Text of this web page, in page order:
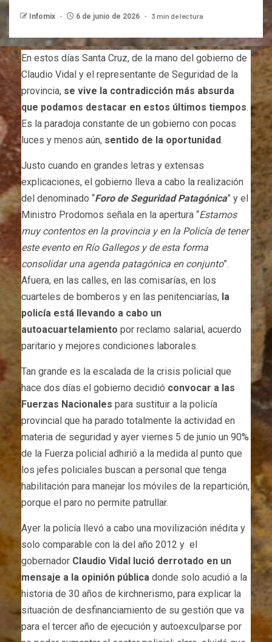
Infomix 6 de junio de 2026 3 min de lectura
En estos días Santa Cruz, de la mano del gobierno de
Claudio Vidal y el representante de Seguridad de la
provincia, se vive la contradicción más absurda
que podamos destacar en estos últimos tiempos.
Es la paradoja constante de un gobierno con pocas
luces y menos aún, sentido de la oportunidad.
Justo cuando en grandes letras y extensas
explicaciones, el gobierno lleva a cabo la realización
del denominado “Foro de Seguridad Patagónica” y el
Ministro Prodomos señala en la apertura “Estamos
muy contentos en la provincia y en la Policía de tener
este evento en Río Gallegos y de esta forma
consolidar una agenda patagónica en conjunto”.
Afuera, en las calles, en las comisarías, en los
cuarteles de bomberos y en las penitenciarías, la
policía está llevando a cabo un
autoacuartelamiento por reclamo salarial, acuerdo
paritario y mejores condiciones laborales.
Tan grande es la escalada de la crisis policial que
hace dos días el gobierno decidió convocar a las
Fuerzas Nacionales para sustituir a la policía
provincial que ha parado totalmente la actividad en
materia de seguridad y ayer viernes 5 de junio un 90%
de la Fuerza policial adhirió a la medida al punto que
los jefes policiales buscan a personal que tenga
habilitación para manejar los móviles de la repartición,
porque el paro no permite patrullar.
Ayer la policía llevó a cabo una movilización inédita y
solo comparable con la del año 2012 y el
gobernador Claudio Vidal lució derrotado en un
mensaje a la opinión pública donde solo acudió a la
historia de 30 años de kirchnerismo, para explicar la
situación de desfinanciamiento de su gestión que va
para el tercer año de ejecución y autoexculparse por